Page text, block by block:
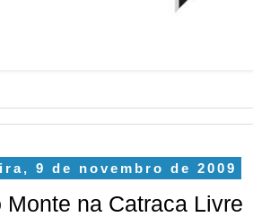
9 de novembro de 2009
Monte na Catraca Livre